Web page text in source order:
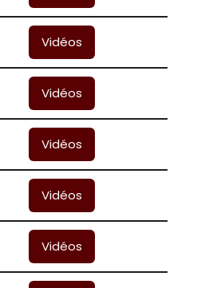
Vidéos
Vidéos
Vidéos
Vidéos
Vidéos